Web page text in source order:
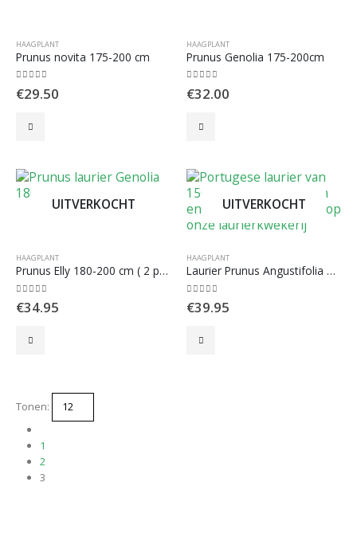
HAAGPLANT
Prunus novita 175-200 cm
0out of 5
€29.50
HAAGPLANT
Prunus Genolia 175-200cm
0out of 5
€32.00
UITVERKOCHT
HAAGPLANT
Prunus Elly 180-200 cm ( 2 per meter)
0out of 5
€34.95
UITVERKOCHT
HAAGPLANT
Laurier Prunus Angustifolia maat 175-200cm
0out of 5
€39.95
Tonen:
1
2
3